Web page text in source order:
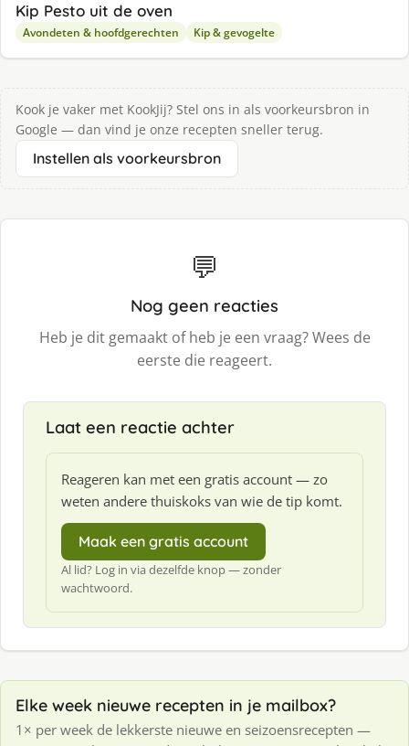
Kip Pesto uit de oven
Avondeten & hoofdgerechten Kip & gevogelte
Kook je vaker met KookJij? Stel ons in als voorkeursbron in
Google — dan vind je onze recepten sneller terug.
Instellen als voorkeursbron
💬
Nog geen reacties
Heb je dit gemaakt of heb je een vraag? Wees de
eerste die reageert.
Laat een reactie achter
Reageren kan met een gratis account — zo
weten andere thuiskoks van wie de tip komt.
Maak een gratis account
Al lid? Log in via dezelfde knop — zonder
wachtwoord.
Elke week nieuwe recepten in je mailbox?
1× per week de lekkerste nieuwe en seizoensrecepten —